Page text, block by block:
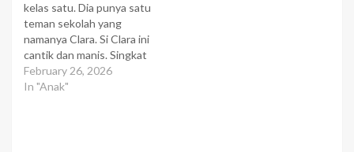
kelas satu. Dia punya satu
teman sekolah yang
namanya Clara. Si Clara ini
cantik dan manis. Singkat
cerita, si Anto jatuh hati
pada si Clara, dan ternyata
February 26, 2026
In "Anak"